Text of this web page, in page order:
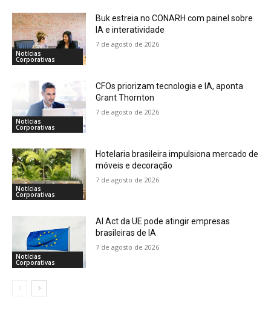
Notícias
Corporativas
Buk estreia no CONARH com painel sobre
IA e interatividade
7 de agosto de 2026
Notícias
Corporativas
CFOs priorizam tecnologia e IA, aponta
Grant Thornton
7 de agosto de 2026
Notícias
Corporativas
Hotelaria brasileira impulsiona mercado de
móveis e decoração
7 de agosto de 2026
Notícias
Corporativas
AI Act da UE pode atingir empresas
brasileiras de IA
7 de agosto de 2026